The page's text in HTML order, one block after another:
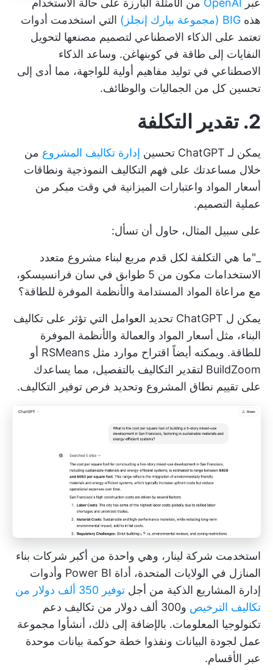
عبر OpenAI من الأمثلة البارزة على حالة الاستخدام
هذه BIG (مجموعة بيارك إنجلز)
التي استخدمت أدوات
تعتمد على الذكاء الاصطناعي لتصميم مصنعها لتحويل
النفايات إلى طاقة في كوبنهاغن. وساعد الذكاء
الاصطناعي في توليد مفاهيم أولية للواجهة، مما أدى إلى
تحسين كل من الجماليات والوظائف.
2. تقدير التكلفة
يمكن لـ ChatGPT تحسين إدارة تكاليف المشروع من
خلال مساعدتك على فهم التكاليف النموذجية ونطاقات
أسعار المواد واعتبارات الميزانية في وقت مبكر من
عملية التصميم.
على سبيل المثال، حاول أن تسأل:
_"ما هي التكلفة لكل قدم مربع لبناء مشروع متعدد
الاستخدامات مكون من 5 طوابق في سان فرانسيسكو،
مع مراعاة المواد المستدامة والأنظمة الموفرة للطاقة؟
يمكن ل ChatGPT تحديد العوامل التي تؤثر على تكاليف
البناء، مثل أسعار المواد والعمالة والأنظمة الموفرة
للطاقة. ويمكنه أيضاً اقتراح موارد مثل RSMeans أو
BuildZoom لتقدير التكاليف بالتفصيل، مما يساعدك
على تقييم نطاق المشروع وتحديد فرص توفير التكاليف.
استخدمت شركة لينار، وهي واحدة من أكبر شركات بناء
المنازل في الولايات المتحدة، أداة Power BI وأدوات
إدارة المشاريع الذكية من أجل
توفير 350 ألف دولار من
تكاليف الترخيص
و300 ألف دولار من تكاليف دعم
تكنولوجيا المعلومات. بالإضافة إلى ذلك، أنشأوا مجموعة
عمل لجودة البيانات ونفذوا خطة حوكمة بيانات موحدة
عبر الأقسام.